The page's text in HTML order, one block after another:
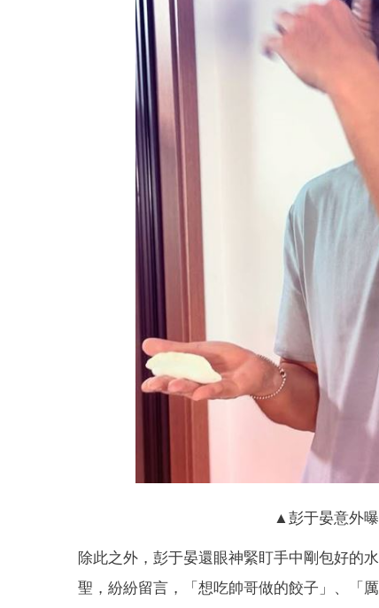
▲彭于晏意外曝
除此之外，彭于晏還眼神緊盯手中剛包好的
聖，紛紛留言，「想吃帥哥做的餃子」、「